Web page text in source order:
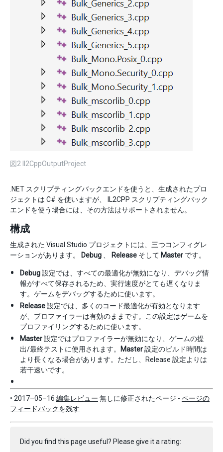
図2 Il2CppOutputProject
.NET スクリプティングバックエンドを使うと、生成されたプロ
ジェクトは C# を使いますが、 IL2CPP スクリプティングバック
エンドを使う場合には、その方法はサポートされません。
構成
生成された Visual Studio プロジェクトには、三つコンフィグレ
ーションがあります。
Debug Release そして Master です。
Debug設定では、すべての最適化が無効になり、デバッグ情
報がすべて保存されるため、実行速度がとても遅くなりま
す。ゲームをデバッグするために使います。
Release設定では、多くのコード最適化が有効となります
が、プロファイラーは有効のままです。この設定はゲームを
プロファイリングするために使います。
Master設定ではプロファイラーが無効になり、ゲームの提
出/最終テストに使用されます。
Master設定のビルド時間は
より長くなる場合があります。ただし、Release 設定よりは
若干速いです。
• 2017–05–16 編集レビュー 無しに修正されたページ - ページの
フィードバックを残す
Did you find this page useful? Please give it a rating: